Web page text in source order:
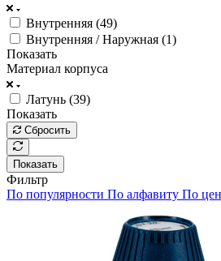
Внутренняя (49)
Внутренняя / Наружная (1)
Показать
Материал корпуса
Латунь (39)
Показать
Сбросить
Показать
Фильтр
По популярности По алфавиту По